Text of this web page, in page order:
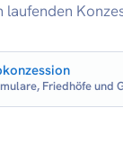
Friedhöfe und